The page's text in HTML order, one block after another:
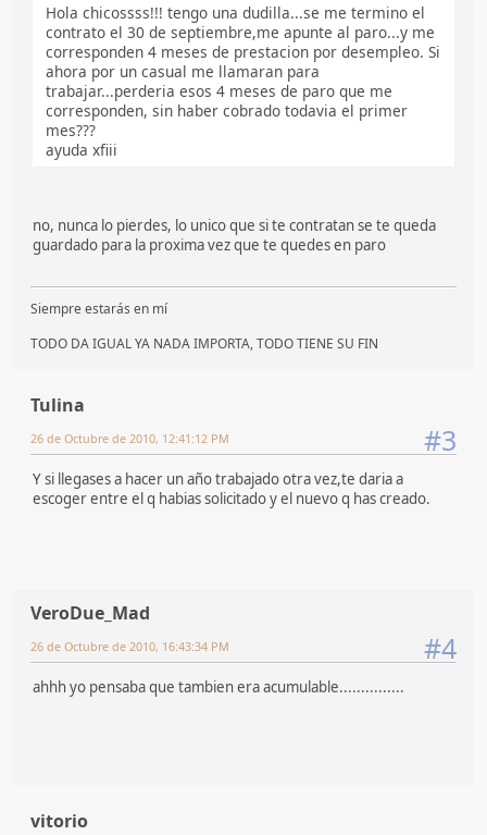
Hola chicossss!!! tengo una dudilla...se me termino el
contrato el 30 de septiembre,me apunte al paro...y me
corresponden 4 meses de prestacion por desempleo. Si
ahora por un casual me llamaran para
trabajar...perderia esos 4 meses de paro que me
corresponden, sin haber cobrado todavia el primer
mes???
ayuda xfiii
no, nunca lo pierdes, lo unico que si te contratan se te queda
guardado para la proxima vez que te quedes en paro
Siempre estarás en mí
TODO DA IGUAL YA NADA IMPORTA, TODO TIENE SU FIN
Tulina
#3
26 de Octubre de 2010, 12:41:12 PM
Y si llegases a hacer un año trabajado otra vez,te daria a
escoger entre el q habias solicitado y el nuevo q has creado.
VeroDue_Mad
#4
26 de Octubre de 2010, 16:43:34 PM
ahhh yo pensaba que tambien era acumulable...............
vitorio